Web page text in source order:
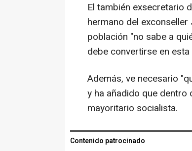
El también exsecretario
hermano del
población "no sabe a
debe convertirse en
Además, ve necesario
y ha añadido que
mayoritario socialista.
Contenido patrocinado